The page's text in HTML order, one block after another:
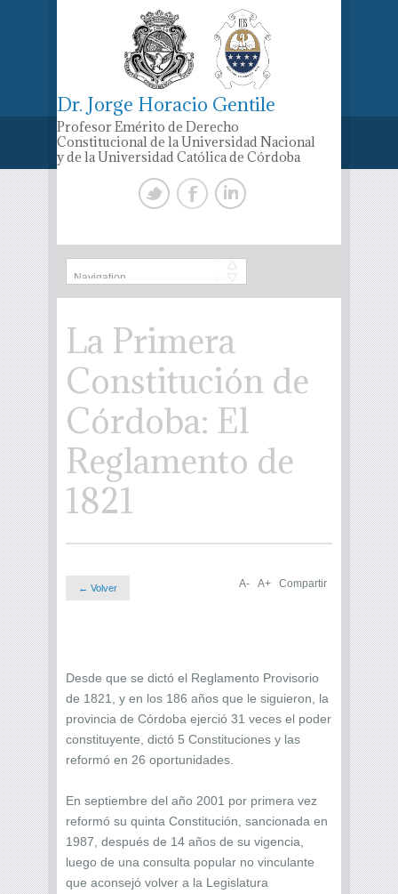
Dr. Jorge Horacio Gentile
Profesor Emérito de Derecho
Constitucional de la Universidad Nacional
y de la Universidad Católica de Córdoba
La Primera
Constitución de
Córdoba: El
Reglamento de
1821
← Volver A- A+ Compartir
Desde que se dictó el Reglamento Provisorio
de 1821, y en los 186 años que le siguieron, la
provincia de Córdoba ejerció 31 veces el poder
constituyente, dictó 5 Constituciones y las
reformó en 26 oportunidades.
En septiembre del año 2001 por primera vez
reformó su quinta Constitución, sancionada en
1987, después de 14 años de su vigencia,
luego de una consulta popular no vinculante
que aconsejó volver a la Legislatura